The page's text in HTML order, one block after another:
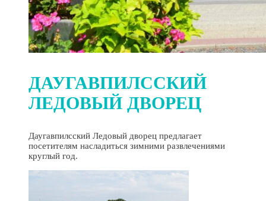
ДАУГАВПИЛССКИЙ
ЛЕДОВЫЙ ДВОРЕЦ
Даугавпилсский Ледовый дворец предлагает
посетителям насладиться зимними развлечениями
круглый год.